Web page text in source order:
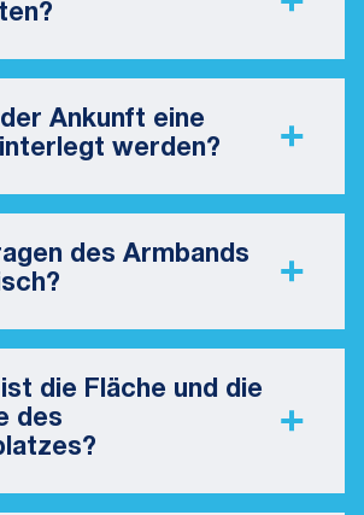
Ankunft eine
werden?
des Armbands
die Fläche und die
des